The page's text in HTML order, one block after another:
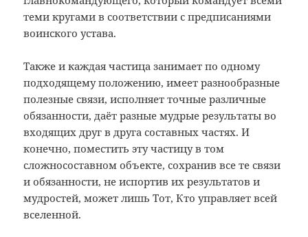
теми кругами в соответствии с предписаниями
воинского устава.
Также и каждая частица занимает по одному
подходящему положению, имеет разнообразные
полезные связи, исполняет точные различные
обязанности, даёт разные мудрые результаты во
входящих друг в друга составных частях. И
конечно, поместить эту частицу в том
сложносоставном объекте, сохранив все те связи
и обязанности, не испортив их результатов и
мудростей, может лишь Тот, Кто управляет всей
вселенной.